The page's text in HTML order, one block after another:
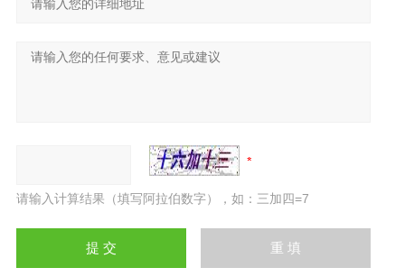
请输入计算结果（填写阿拉伯数字），如：三加四=7